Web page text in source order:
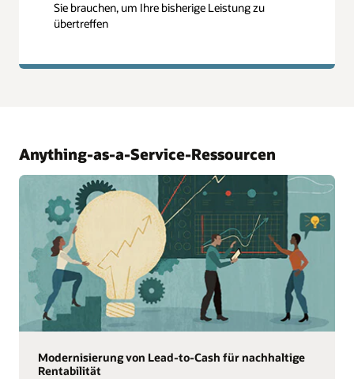
Sie brauchen, um Ihre bisherige Leistung zu
übertreffen
Anything-as-a-Service-Ressourcen
Modernisierung von Lead-to-Cash für nachhaltige
Rentabilität